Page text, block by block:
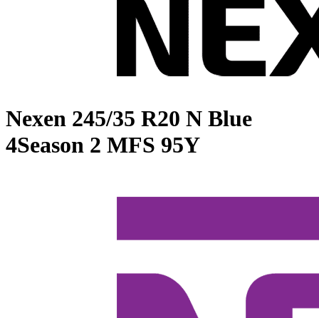
Nexen 245/35 R20 N Blue
4Season 2 MFS 95Y